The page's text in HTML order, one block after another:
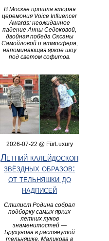
В Москве прошла вторая
церемония Voice Influencer
Awards: неожиданное
падение Анны Седоковой,
двойная победа Оксаны
Самойловой и атмосфера,
напоминающая яркое шоу
под светом софитов.
2026-07-22 @ FürLuxury
Летний калейдоскоп
звёздных образов:
от тельняшки до
надписей
Стилист Родина собрал
подборку самых ярких
летних луков
знаменитостей —
Брухунова в растянутой
тельняшке, Маликова в